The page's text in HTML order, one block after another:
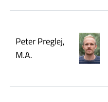
Peter Preglej,
M.A.